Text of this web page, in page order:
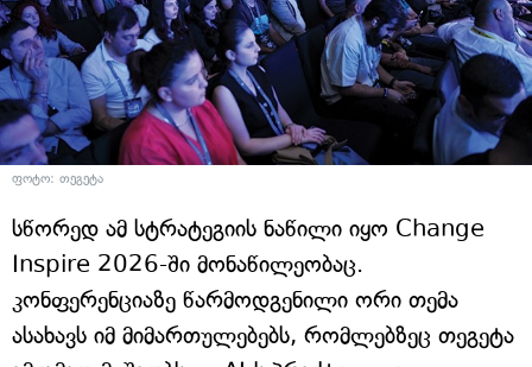
ფოტო: თეგეტა
სწორედ ამ სტრატეგიის ნაწილი იყო Change
Inspire 2026-ში მონაწილეობაც.
კონფერენციაზე წარმოდგენილი ორი თემა
ასახავს იმ მიმართულებებს, რომლებზეც თეგეტა